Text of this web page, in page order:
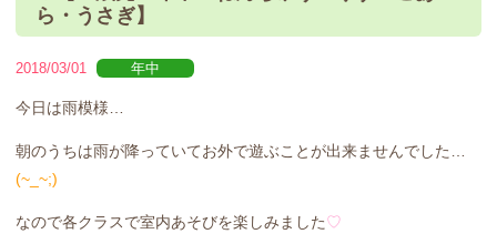
ら・うさぎ】
2018/03/01 年中
今日は雨模様…
朝のうちは雨が降っていてお外で遊ぶことが出来ませんでした…
(~_~;)
なので各クラスで室内あそびを楽しみました♡